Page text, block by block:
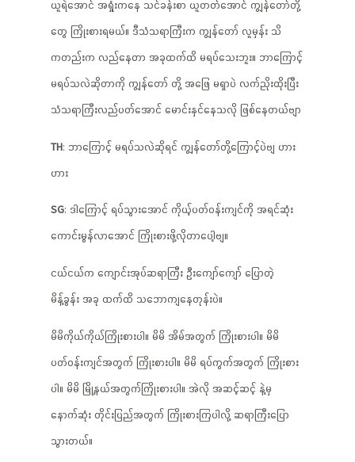
ယူရဲအောင် အရှုံးကနေ သင်ခန်းစာ ယူတတ်အောင် ကျွန်တော်တို့
တွေ ကြိုးစားရမယ်။ ဒီသံသရာကြီးက ကျွန်တော် လူမှန်း သိ
ကတည်းက လည်နေတာ အခုထက်ထိ မရပ်သေးဘူး။ ဘာကြောင့်
မရပ်သလဲဆိုတာကို ကျွန်တော် တို့ အဖြေ မရှာပဲ လက်ညိုးထိုးပြီး
သံသရာကြီးလည်ပတ်အောင် မောင်းနှင်နေသလို ဖြစ်နေတယ်ဗျာ
TH: ဘာကြောင့် မရပ်သလဲဆိုရင် ကျွန်တော်တို့ကြောင့်ပဲဗျ ဟား
ဟား
SG: ဒါကြောင့် ရပ်သွားအောင် ကိုယ့်ပတ်ဝန်းကျင်ကို အရင်ဆုံး
ကောင်းမွန်လာအောင် ကြိုးစားဖို့လိုတာပေါ့ဗျ။
ငယ်ငယ်က ကျောင်းအုပ်ဆရာကြီး ဦးကျော်ကျော် ပြောတဲ့
မိန့်ခွန်း အခု ထက်ထိ သဘောကျနေတုန်းပဲ။
မိမိကိုယ်ကိုယ်ကြိုးစားပါ။ မိမိ အိမ်အတွက် ကြိုးစားပါ။ မိမိ
ပတ်ဝန်းကျင်အတွက် ကြိုးစားပါ။ မိမိ ရပ်ကွက်အတွက် ကြိုးစား
ပါ။ မိမိ မြို့နယ်အတွက်ကြိုးစားပါ။ အဲလို အဆင့်ဆင့် နဲ့မှ
နောက်ဆုံး တိုင်းပြည်အတွက် ကြိုးစားကြပါလို့ ဆရာကြီးပြော
သွားတယ်။